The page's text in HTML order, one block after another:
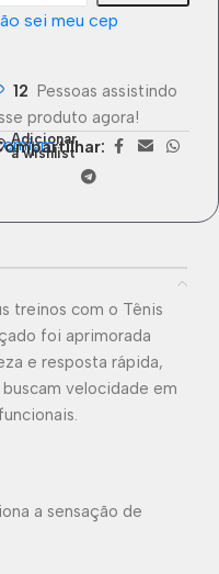
sei meu cep
12 Pessoas assistindo
produto agora!
Adicionar
à wishlist
treinos com o Tênis
foi aprimorada
e resposta rápida,
velocidade em
a sensação de